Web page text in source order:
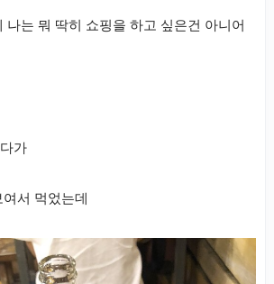
나는 뭐 딱히 쇼핑을 하고 싶은건 아니어
가
서 먹었는데